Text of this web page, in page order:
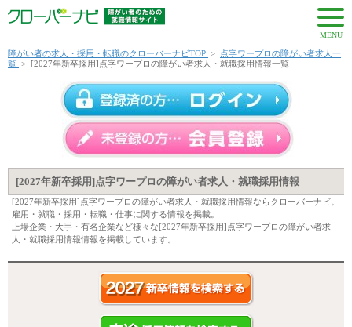
MENU
障がい者の求人・採用・転職のクローバーナビTOP > 点字ワープロの障がい者求人一
覧 > [2027年新卒採用]点字ワープロの障がい者求人・就職採用情報一覧
[2027年新卒採用]点字ワープロの障がい者求人・就職採用情報
[2027年新卒採用]点字ワープロの障がい者求人・就職採用情報ならクローバーナビ。
雇用・就職・採用・転職・仕事に関する情報を掲載。
上場企業・大手・有名企業など様々な[2027年新卒採用]点字ワープロの障がい者求
人・就職採用情報情報を掲載しています。